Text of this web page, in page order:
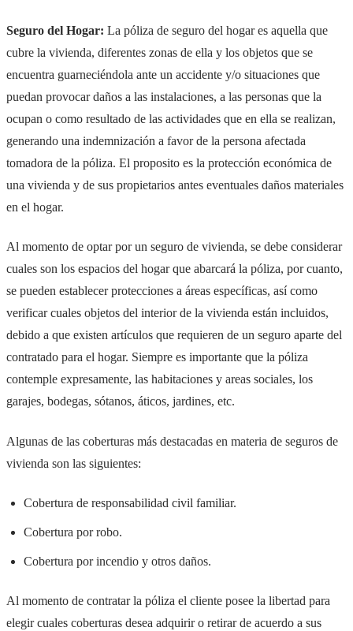
Seguro del Hogar: La póliza de seguro del hogar es aquella que
cubre la vivienda, diferentes zonas de ella y los objetos que se
encuentra guarneciéndola ante un accidente y/o situaciones que
puedan provocar daños a las instalaciones, a las personas que la
ocupan o como resultado de las actividades que en ella se realizan,
generando una indemnización a favor de la persona afectada
tomadora de la póliza. El proposito es la protección económica de
una vivienda y de sus propietarios antes eventuales daños materiales
en el hogar.
Al momento de optar por un seguro de vivienda, se debe considerar
cuales son los espacios del hogar que abarcará la póliza, por cuanto,
se pueden establecer protecciones a áreas específicas, así como
verificar cuales objetos del interior de la vivienda están incluidos,
debido a que existen artículos que requieren de un seguro aparte del
contratado para el hogar. Siempre es importante que la póliza
contemple expresamente, las habitaciones y areas sociales, los
garajes, bodegas, sótanos, áticos, jardines, etc.
Algunas de las coberturas más destacadas en materia de seguros de
vivienda son las siguientes:
Cobertura de responsabilidad civil familiar.
Cobertura por robo.
Cobertura por incendio y otros daños.
Al momento de contratar la póliza el cliente posee la libertad para
elegir cuales coberturas desea adquirir o retirar de acuerdo a sus